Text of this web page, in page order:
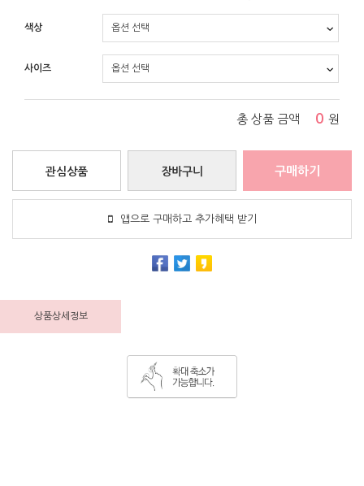
색상
사이즈
총 상품 금액 0 원
장바구니
관심상품 구매하기
앱으로 구매하고 추가혜택 받기
상품상세정보